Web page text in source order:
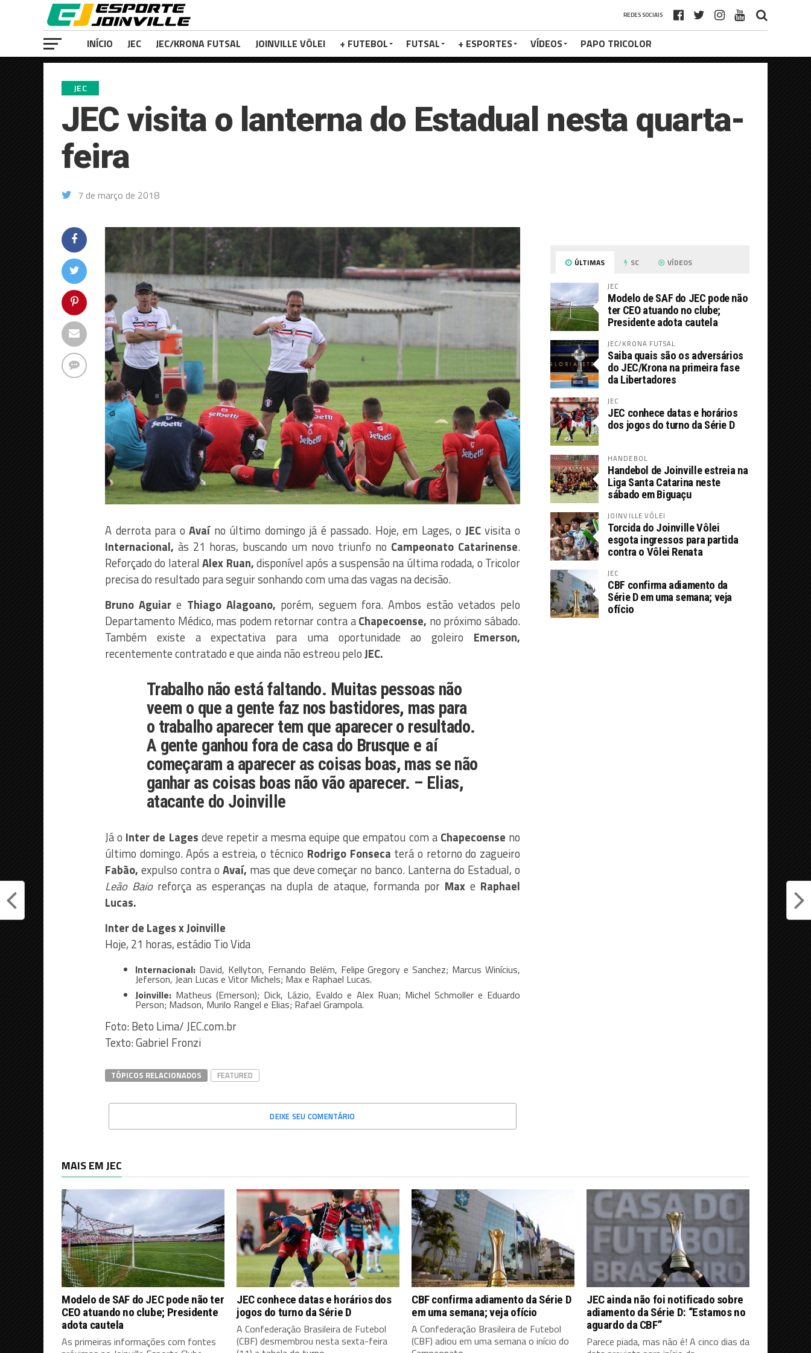
REDES SOCIAIS
INÍCIO JEC JEC/KRONA FUTSAL JOINVILLE VÔLEI + FUTEBOL FUTSAL + ESPORTES VÍDEOS PAPO TRICOLOR
JEC
JEC visita o lanterna do Estadual nesta quarta-
feira
7 de março de 2018
A derrota para oAvaíno último domingo já é passado. Hoje, em Lages, o JECvisita o
Internacional, às 21 horas, buscando um novo triunfo no Campeonato Catarinense.
Reforçado do lateralAlex Ruan,disponível após a suspensão na última rodada, o Tricolor
precisa do resultado para seguir sonhando com uma das vagas na decisão.
Bruno Aguiar e Thiago Alagoano, porém, seguem fora. Ambos estão vetados pelo
Departamento Médico, mas podem retornar contra aChapecoense, no próximo sábado.
Também existe a expectativa para uma oportunidade ao goleiro Emerson,
recentemente contratado e que ainda não estreou peloJEC.
Trabalho não está faltando. Muitas pessoas não
veem o que a gente faz nos bastidores, mas para
o trabalho aparecer tem que aparecer o resultado.
A gente ganhou fora de casa do Brusque e aí
começaram a aparecer as coisas boas, mas se não
ganhar as coisas boas não vão aparecer. – Elias,
atacante do Joinville
Já o Inter de Lages deve repetir a mesma equipe que empatou com a Chapecoense no
último domingo. Após a estreia, o técnico Rodrigo Fonseca terá o retorno do zagueiro
Fabão, expulso contra o Avaí, mas que deve começar no banco. Lanterna do Estadual, o
Leão Baioreforça as esperanças na dupla de ataque, formanda por Maxe Raphael
Lucas.
Inter de Lages x Joinville
Hoje, 21 horas, estádio Tio Vida
Internacional: David, Kellyton, Fernando Belém, Felipe Gregory e Sanchez; Marcus Winícius,
Jeferson, Jean Lucas e Vitor Michels; Max e Raphael Lucas.
Joinville: Matheus (Emerson); Dick, Lázio, Evaldo e Alex Ruan; Michel Schmoller e Eduardo
Person; Madson, Murilo Rangel e Elias; Rafael Grampola.
Foto: Beto Lima/ JEC.com.br
Texto: Gabriel Fronzi
TÓPICOS RELACIONADOS FEATURED
DEIXE SEU COMENTÁRIO
ÚLTIMAS SC VÍDEOS
JEC
Modelo de SAF do JEC pode não
ter CEO atuando no clube;
Presidente adota cautela
JEC/KRONA FUTSAL
Saiba quais são os adversários
do JEC/Krona na primeira fase
da Libertadores
JEC
JEC conhece datas e horários
dos jogos do turno da Série D
HANDEBOL
Handebol de Joinville estreia na
Liga Santa Catarina neste
sábado em Biguaçu
JOINVILLE VÔLEI
Torcida do Joinville Vôlei
esgota ingressos para partida
contra o Vôlei Renata
JEC
CBF confirma adiamento da
Série D em uma semana; veja
ofício
MAIS EM JEC
Modelo de SAF do JEC pode não ter
CEO atuando no clube; Presidente
adota cautela
As primeiras informações com fontes
JEC conhece datas e horários dos
jogos do turno da Série D
A Confederação Brasileira de Futebol
(CBF) desmembrou nesta sexta-feira
CBF confirma adiamento da Série D
em uma semana; veja ofício
A Confederação Brasileira de Futebol
(CBF) adiou em uma semana o início do
JEC ainda não foi notificado sobre
adiamento da Série D: “Estamos no
aguardo da CBF”
Parece piada, mas não é! A cinco dias da